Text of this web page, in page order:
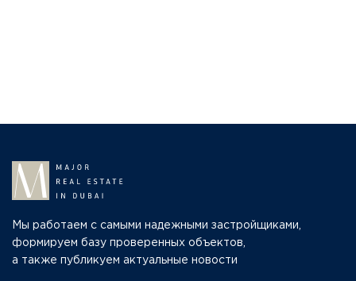
Мы работаем с самыми надежными застройщиками,
формируем базу проверенных объектов,
а также публикуем актуальные новости